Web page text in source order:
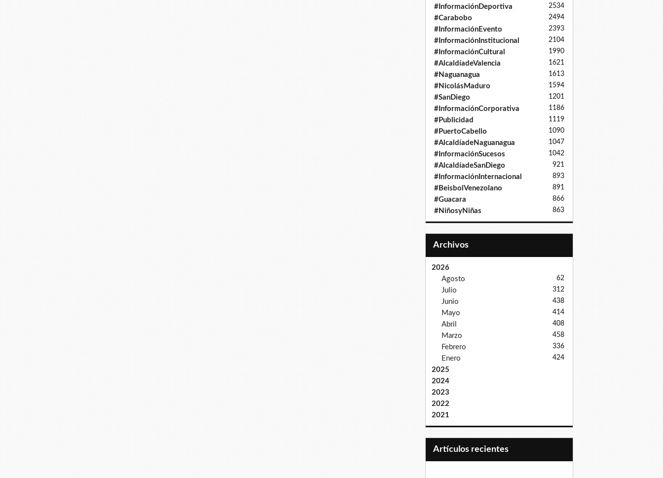
#InformaciónDeportiva 2534
#Carabobo 2494
#InformaciónEvento 2393
#InformaciónInstitucional 2104
#InformaciónCultural 1990
#AlcaldíadeValencia 1621
#Naguanagua 1613
#NicolásMaduro 1594
#SanDiego 1201
#InformaciónCorporativa 1186
#Publicidad 1119
#PuertoCabello 1090
#AlcaldíadeNaguanagua 1047
#InformaciónSucesos 1042
#AlcaldíadeSanDiego 921
#InformaciónInternacional 893
#BeisbolVenezolano 891
#Guacara 866
#NiñosyNiñas 863
Archivos
2026
Agosto
62
Julio 312
Junio 438
Mayo 414
Abril 408
Marzo 458
Febrero 336
Enero 424
2025
2024
2023
2022
2021
Artículos recientes